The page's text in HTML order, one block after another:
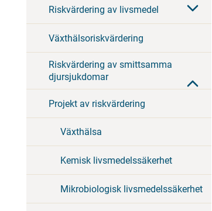
Riskvärdering av livsmedel
Växthälsoriskvärdering
Riskvärdering av smittsamma
djursjukdomar
Projekt av riskvärdering
Växthälsa
Kemisk livsmedelssäkerhet
Mikrobiologisk livsmedelssäkerhet